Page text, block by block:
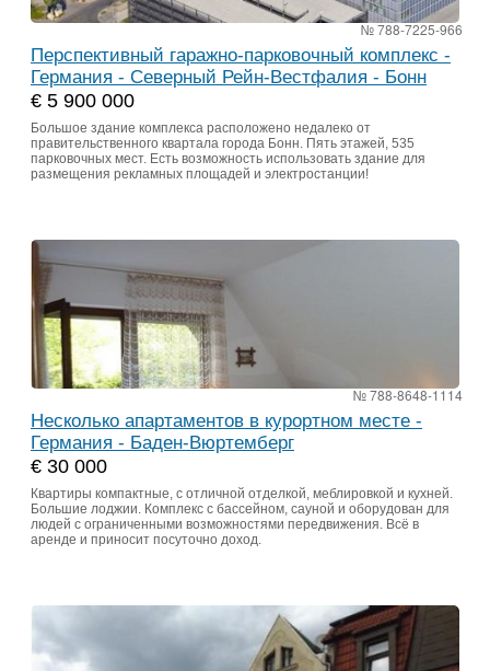
№ 788-7225-966
Перспективный гаражно-парковочный комплекс -
Германия - Северный Рейн-Вестфалия - Бонн
€ 5 900 000
Большое здание комплекса расположено недалеко от
правительственного квартала города Бонн. Пять этажей, 535
парковочных мест. Есть возможность использовать здание для
размещения рекламных площадей и электростанции!
№ 788-8648-1114
Несколько апартаментов в курортном месте -
Германия - Баден-Вюртемберг
€ 30 000
Квартиры компактные, с отличной отделкой, меблировкой и кухней.
Большие лоджии. Комплекс с бассейном, сауной и оборудован для
людей с ограниченными возможностями передвижения. Всё в
аренде и приносит посуточно доход.